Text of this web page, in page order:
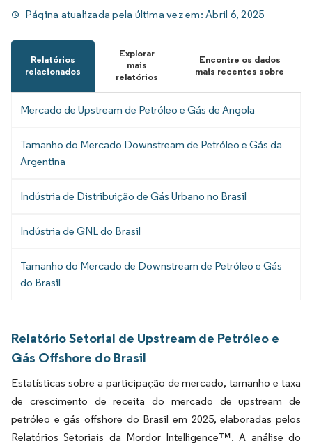
Página atualizada pela última vez em:Abril 6, 2025
Relatórios
relacionados
Explorar
mais
relatórios
Encontre os dados
mais recentes sobre
Mercado de Upstream de Petróleo e Gás de Angola
Tamanho do Mercado Downstream de Petróleo e Gás da
Argentina
Indústria de Distribuição de Gás Urbano no Brasil
Indústria de GNL do Brasil
Tamanho do Mercado de Downstream de Petróleo e Gás
do Brasil
Relatório Setorial de Upstream de Petróleo e
Gás Offshore do Brasil
Estatísticas sobre a participação de mercado, tamanho e taxa
de crescimento de receita do mercado de upstream de
petróleo e gás offshore do Brasil em 2025, elaboradas pelos
Relatórios Setoriais da Mordor Intelligence™. A análise do